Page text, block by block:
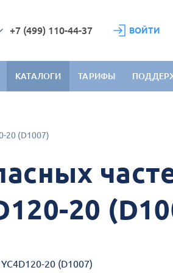
+7 (499) 110-44-37 ВОЙТИ
КАТАЛОГИ ТАРИФЫ
20 (D1007)
20
20 (D1007)